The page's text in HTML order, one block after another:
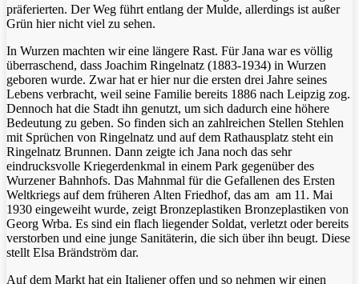
präferierten. Der Weg führt entlang der Mulde, allerdings ist außer
Grün hier nicht viel zu sehen.
In Wurzen machten wir eine längere Rast. Für Jana war es völlig
überraschend, dass Joachim Ringelnatz (1883-1934) in Wurzen
geboren wurde. Zwar hat er hier nur die ersten drei Jahre seines
Lebens verbracht, weil seine Familie bereits 1886 nach Leipzig zog.
Dennoch hat die Stadt ihn genutzt, um sich dadurch eine höhere
Bedeutung zu geben. So finden sich an zahlreichen Stellen Stehlen
mit Sprüchen von Ringelnatz und auf dem Rathausplatz steht ein
Ringelnatz Brunnen. Dann zeigte ich Jana noch das sehr
eindrucksvolle Kriegerdenkmal in einem Park gegenüber des
Wurzener Bahnhofs. Das Mahnmal für die Gefallenen des Ersten
Weltkriegs auf dem früheren Alten Friedhof, das am am 11. Mai
1930 eingeweiht wurde, zeigt Bronzeplastiken Bronzeplastiken von
Georg Wrba. Es sind ein flach liegender Soldat, verletzt oder bereits
verstorben und eine junge Sanitäterin, die sich über ihn beugt. Diese
stellt Elsa Brändström dar.
Auf dem Markt hat ein Italiener offen und so nehmen wir einen